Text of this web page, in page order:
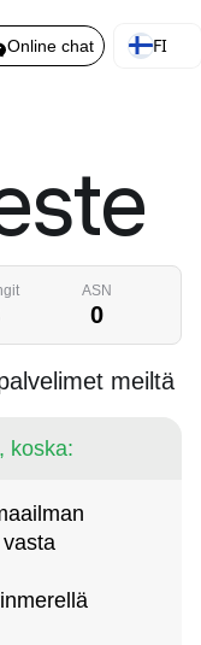
Online chat FI
ASN
0
meiltä
koska: